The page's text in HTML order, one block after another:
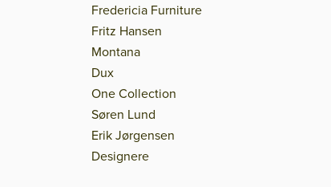
Fredericia Furniture
Fritz Hansen
Montana
Dux
One Collection
Søren Lund
Erik Jørgensen
Designere